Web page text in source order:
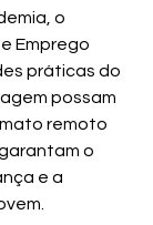
o
Emprego
práticas do
possam
remoto
o
e a